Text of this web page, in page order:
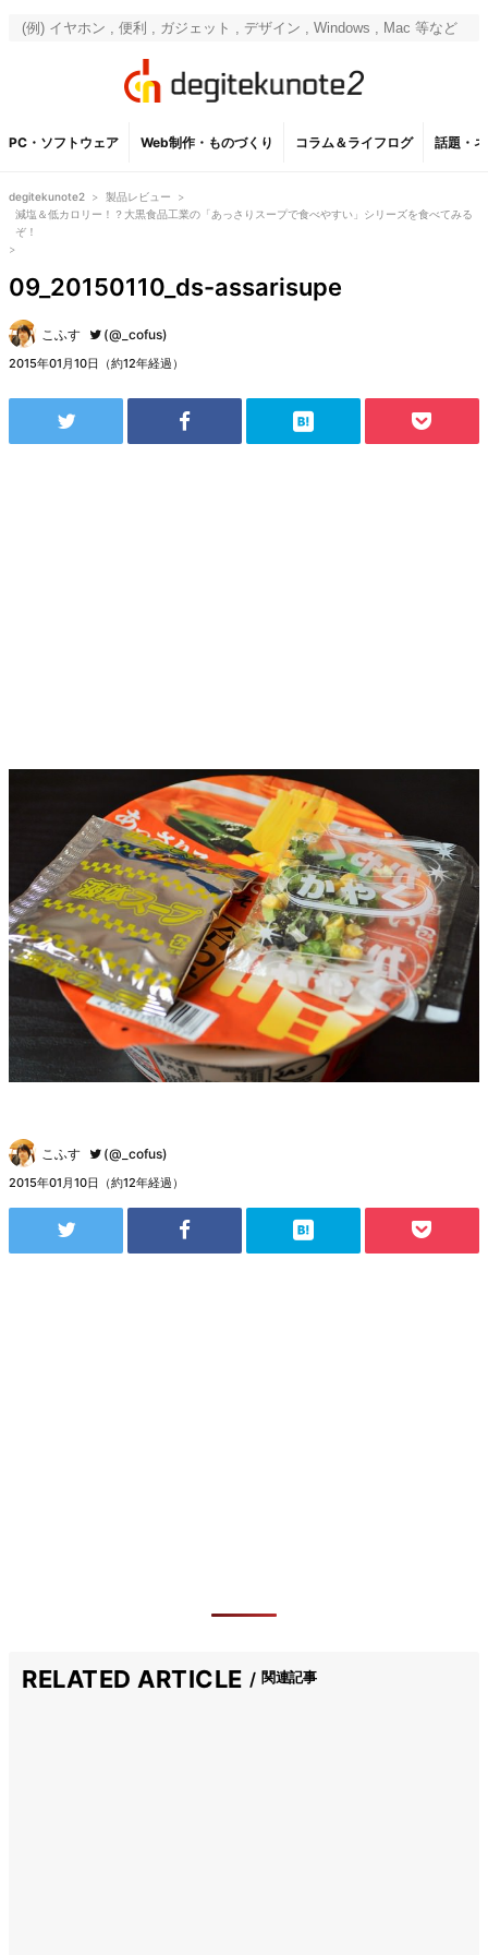
PC・ソフトウェア Web制作・ものづくり コラム＆ライフログ 話題・
degitekunote2 > 製品レビュー
>
減塩＆低カロリー！？大黒食品工業の「あっさりスープで食べやすい」シリーズを食べてみる
ぞ！
>
09_20150110_ds-assarisupe
こふす (@_cofus)
2015年01月10日（約12年経過）
こふす (@_cofus)
2015年01月10日（約12年経過）
RELATED ARTICLE 関連記事